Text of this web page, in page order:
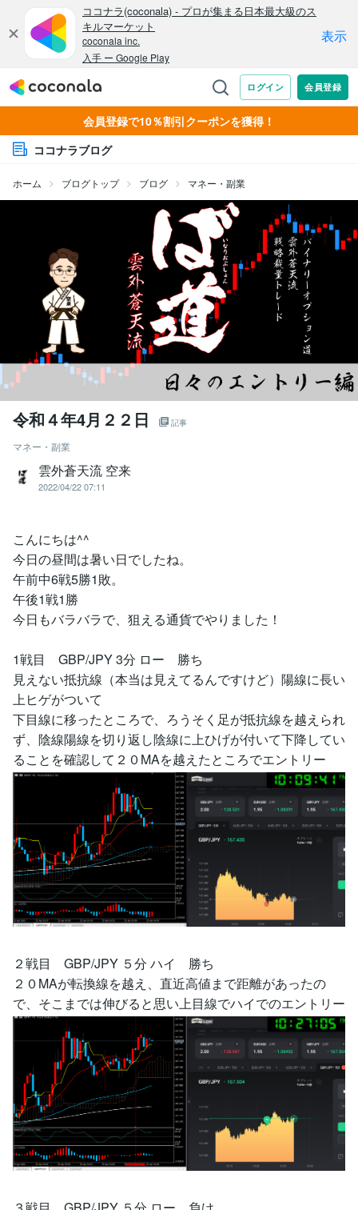
会員登録で10％割引クーポンを獲得！
ココナラブログ
ホーム ブログトップ ブログ マネー・副業
令和４年4月２２日 記事
マネー・副業
雲外蒼天流 空来
2022/04/22 07:11
こんにちは^^
今日の昼間は暑い日でしたね。
午前中6戦5勝1敗。
午後1戦1勝
今日もバラバラで、狙える通貨でやりました！
1戦目 GBP/JPY 3分 ロー 勝ち
見えない抵抗線（本当は見えてるんですけど）陽線に長い
上ヒゲがついて
下目線に移ったところで、ろうそく足が抵抗線を越えられ
ず、陰線陽線を切り返し陰線に上ひげが付いて下降してい
ることを確認して２０MAを越えたところでエントリー
２戦目 GBP/JPY ５分 ハイ 勝ち
２０MAが転換線を越え、直近高値まで距離があったの
で、そこまでは伸びると思い上目線でハイでのエントリー